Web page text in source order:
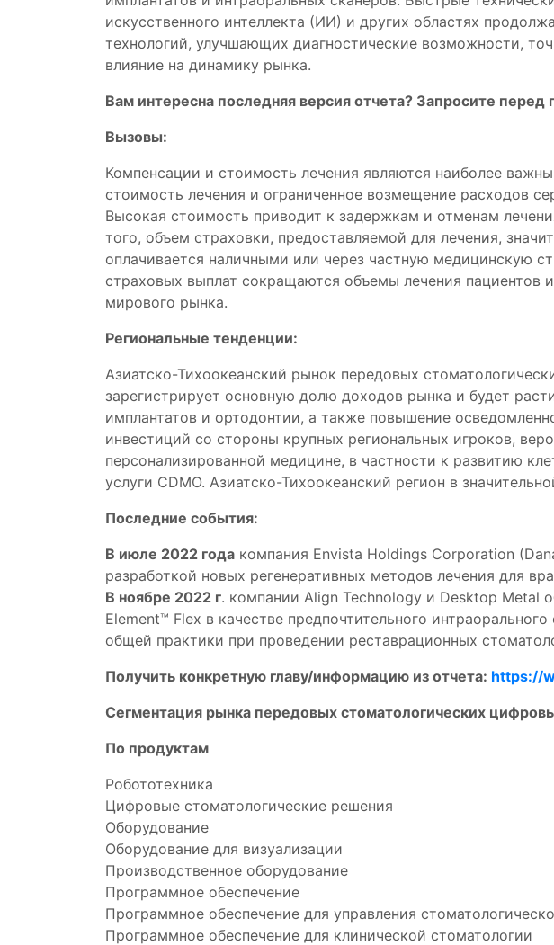
искусственного интеллекта (ИИ) и других областях
технологий, улучшающих диагностические возможности,
влияние на динамику рынка.
Вам интересна последняя версия отчета? Запросите перед
Вызовы:
Компенсации и стоимость лечения являются наиболее
стоимость лечения и ограниченное возмещение расходов
Высокая стоимость приводит к задержкам и отменам
того, объем страховки, предоставляемой для лечения,
оплачивается наличными или через частную медицинскую
страховых выплат сокращаются объемы лечения пациентов
мирового рынка.
Региональные тенденции:
Азиатско-Тихоокеанский рынок передовых
зарегистрирует основную долю доходов рынка и будет
имплантатов и ортодонтии, а также повышение
инвестиций со стороны крупных региональных игроков,
персонализированной медицине, в частности к развитию
услуги CDMO. Азиатско-Тихоокеанский регион в
Последние события:
В июле 2022 года компания Envista Holdings Corporation
разработкой новых регенеративных методов лечения для
В ноябре 2022 г. компании Align Technology и Desktop Metal
Element™ Flex в качестве предпочтительного
общей практики при проведении реставрационных
Получить конкретную главу/информацию из отчета: https://
Сегментация рынка передовых стоматологических
По продуктам
Робототехника
Цифровые стоматологические решения
Оборудование
Оборудование для визуализации
Производственное оборудование
Программное обеспечение
Программное обеспечение для управления
Программное обеспечение для клинической стоматологии